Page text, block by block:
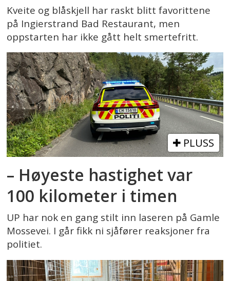
Kveite og blåskjell har raskt blitt favorittene
på Ingierstrand Bad Restaurant, men
oppstarten har ikke gått helt smertefritt.
PLUSS
– Høyeste hastighet var
100 kilometer i timen
UP har nok en gang stilt inn laseren på Gamle
Mossevei. I går fikk ni sjåfører reaksjoner fra
politiet.